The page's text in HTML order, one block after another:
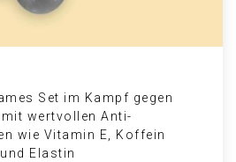
Set im Kampf gegen
wertvollen Anti-
wie Vitamin E, Koffein
und Elastin